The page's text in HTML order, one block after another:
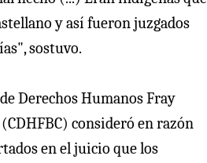
y así fueron juzgados
sostuvo.
Derechos Humanos Fray
consideró en razón
en el juicio que los